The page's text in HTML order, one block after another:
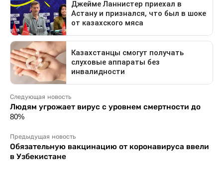
Следующая новость
Людям угрожает вирус с уровнем смертности до
80%
Предыдущая новость
Обязательную вакцинацию от коронавируса ввели
в Узбекистане